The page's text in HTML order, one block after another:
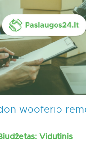
wooferio
Vidutinis